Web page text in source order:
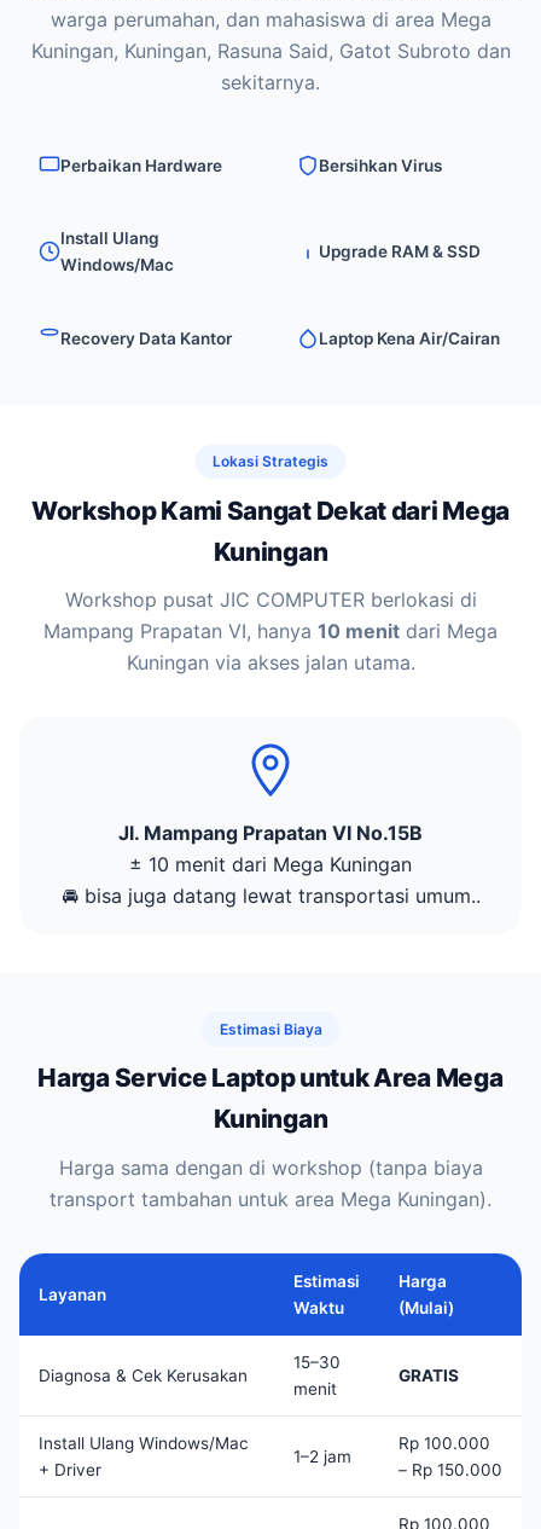
warga perumahan, dan mahasiswa di area Mega
Kuningan, Kuningan, Rasuna Said, Gatot Subroto dan
sekitarnya.
Perbaikan Hardware Bersihkan Virus
Install Ulang
Windows/Mac
Upgrade RAM & SSD
Recovery Data Kantor Laptop Kena Air/Cairan
Lokasi Strategis
Workshop Kami Sangat Dekat dari Mega
Kuningan
Workshop pusat JIC COMPUTER berlokasi di
Mampang Prapatan VI, hanya 10 menit dari Mega
Kuningan via akses jalan utama.
Jl. Mampang Prapatan VI No.15B
± 10 menit dari Mega Kuningan
🚘 bisa juga datang lewat transportasi umum..
Estimasi Biaya
Harga Service Laptop untuk Area Mega
Kuningan
Harga sama dengan di workshop (tanpa biaya
transport tambahan untuk area Mega Kuningan).
Layanan
Estimasi
Waktu
Harga
(Mulai)
Diagnosa & Cek Kerusakan
15–30
menit
GRATIS
Install Ulang Windows/Mac
+ Driver
1–2 jam
Rp 100.000
– Rp 150.000
Rp 100.000